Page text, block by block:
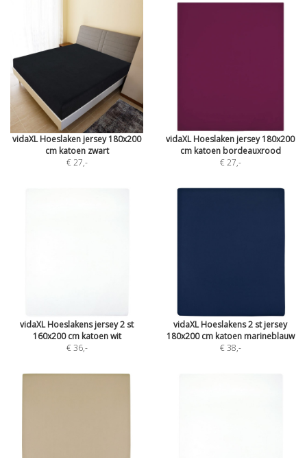
vidaXL Hoeslaken jersey 180x200
cm katoen zwart
€ 27,-
vidaXL Hoeslaken jersey 180x200
cm katoen bordeauxrood
€ 27,-
vidaXL Hoeslakens jersey 2 st
160x200 cm katoen wit
€ 36,-
vidaXL Hoeslakens 2 st jersey
180x200 cm katoen marineblauw
€ 38,-